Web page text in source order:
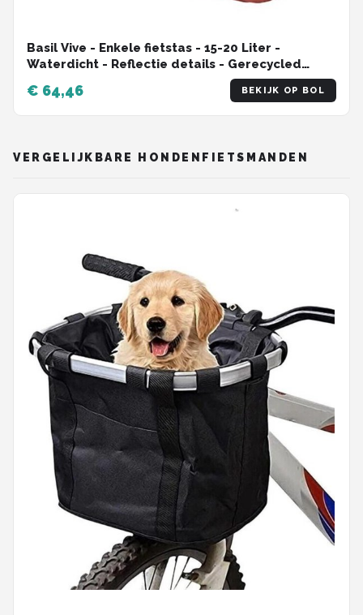
Basil Vive - Enkele fietstas - 15-20 Liter -
Waterdicht - Reflectie details - Gerecycled
materiaal - MIK Hooks - Incl. laptopvak -
rood/roze
€ 64,46 BEKIJK OP BOL
VERGELIJKBARE HONDENFIETSMANDEN